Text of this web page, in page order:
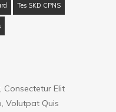
Tes SKD CPNS
Consectetur Elit
Volutpat Quis